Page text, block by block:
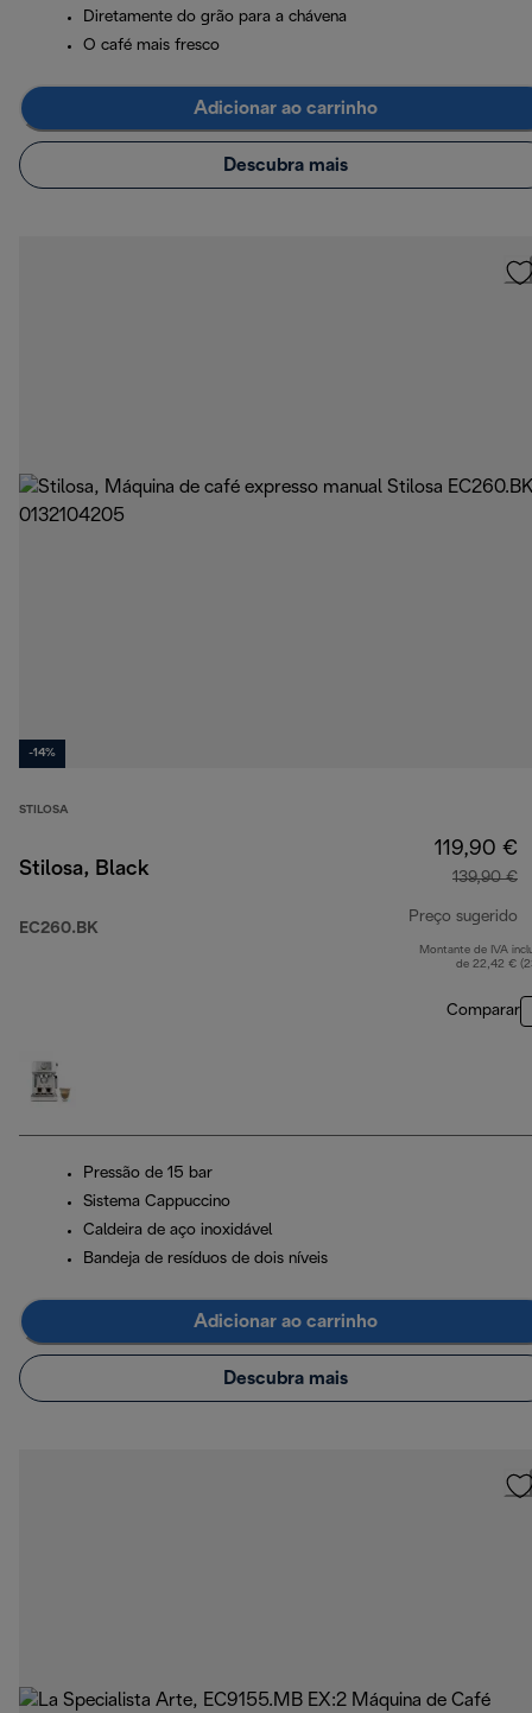
Diretamente do grão para a chávena
O café mais fresco
Adicionar ao carrinho
Descubra mais
-14%
STILOSA
Stilosa, Black
EC260.BK
119,90 €
139,90 €
Preço sugerido
Montante de IVA
de 22,42 €
Comparar
Pressão de 15 bar
Sistema Cappuccino
Caldeira de aço inoxidável
Bandeja de resíduos de dois níveis
Adicionar ao carrinho
Descubra mais